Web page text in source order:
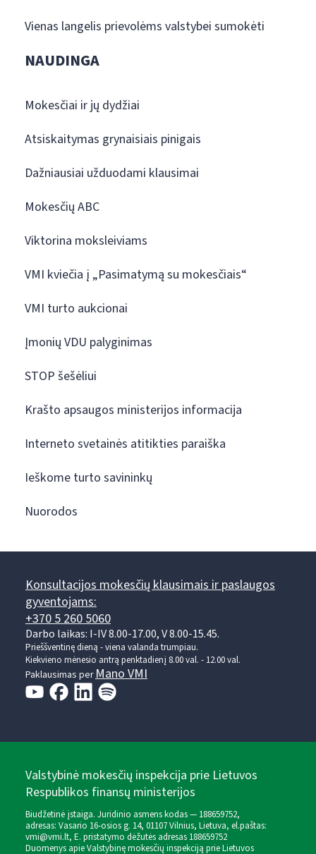
Vienas langelis prievolėms valstybei sumokėti
NAUDINGA
Mokesčiai ir jų dydžiai
Atsiskaitymas grynaisiais pinigais
Dažniausiai užduodami klausimai
Mokesčių ABC
Viktorina moksleiviams
VMI kviečia į „Pasimatymą su mokesčiais“
VMI turto aukcionai
Įmonių VDU palyginimas
STOP šešėliui
Krašto apsaugos ministerijos informacija
Interneto svetainės atitikties paraiška
Ieškome turto savininkų
Nuorodos
Konsultacijos mokesčių klausimais ir paslaugos
gyventojams:
+370 5 260 5060
Darbo laikas: I-IV 8.00-17.00, V 8.00-15.45.
Prieššventinę dieną - viena valanda trumpiau.
Kiekvieno mėnesio antrą penktadienį 8.00 val. - 12.00 val.
Paklausimas perMano VMI
Valstybinė mokesčių inspekcija prie Lietuvos
Respublikos finansų ministerijos
Biudžetinė įstaiga. Juridinio asmens kodas — 188659752,
adresas: Vasario 16-osios g. 14, 01107 Vilnius, Lietuva, el.paštas:
vmi@vmi.lt, E. pristatymo dėžutės adresas 188659752
Duomenys apie Valstybinę mokesčių inspekciją prie Lietuvos